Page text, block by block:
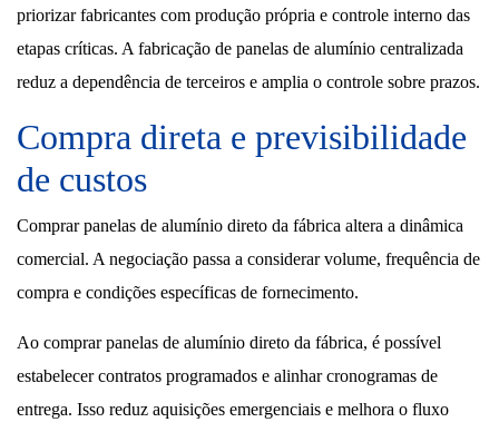
priorizar fabricantes com produção própria e controle interno das
etapas críticas. A fabricação de panelas de alumínio centralizada
reduz a dependência de terceiros e amplia o controle sobre prazos.
Compra direta e previsibilidade
de custos
Comprar panelas de alumínio direto da fábrica altera a dinâmica
comercial. A negociação passa a considerar volume, frequência de
compra e condições específicas de fornecimento.
Ao comprar panelas de alumínio direto da fábrica, é possível
estabelecer contratos programados e alinhar cronogramas de
entrega. Isso reduz aquisições emergenciais e melhora o fluxo